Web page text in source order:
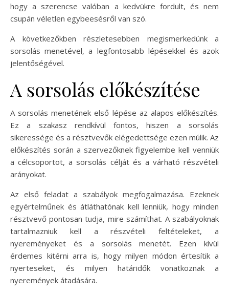
hogy a szerencse valóban a kedvükre fordult, és nem
csupán véletlen egybeesésről van szó.
A következőkben részletesebben megismerkedünk a
sorsolás menetével, a legfontosabb lépésekkel és azok
jelentőségével.
A sorsolás előkészítése
A sorsolás menetének első lépése az alapos előkészítés.
Ez a szakasz rendkívül fontos, hiszen a sorsolás
sikeressége és a résztvevők elégedettsége ezen múlik. Az
előkészítés során a szervezőknek figyelembe kell venniük
a célcsoportot, a sorsolás célját és a várható részvételi
arányokat.
Az első feladat a szabályok megfogalmazása. Ezeknek
egyértelműnek és átláthatónak kell lenniük, hogy minden
résztvevő pontosan tudja, mire számíthat. A szabályoknak
tartalmazniuk kell a részvételi feltételeket, a
nyereményeket és a sorsolás menetét. Ezen kívül
érdemes kitérni arra is, hogy milyen módon értesítik a
nyerteseket, és milyen határidők vonatkoznak a
nyeremények átadására.